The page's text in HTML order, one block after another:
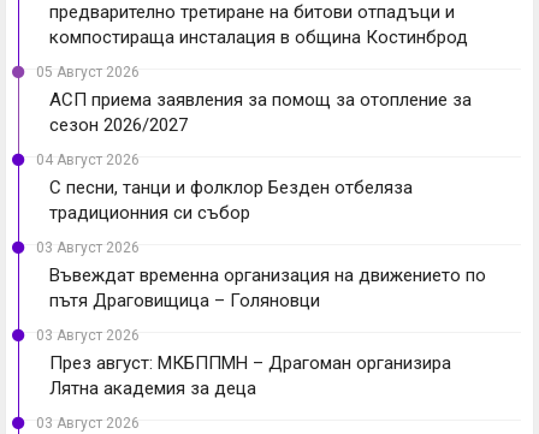
предварително третиране на битови отпадъци и
компостираща инсталация в община Костинброд
05 Август 2026
АСП приема заявления за помощ за отопление за
сезон 2026/2027
04 Август 2026
С песни, танци и фолклор Безден отбеляза
традиционния си събор
03 Август 2026
Въвеждат временна организация на движението по
пътя Драговищица – Голяновци
03 Август 2026
През август: МКБППМН – Драгоман организира
Лятна академия за деца
03 Август 2026